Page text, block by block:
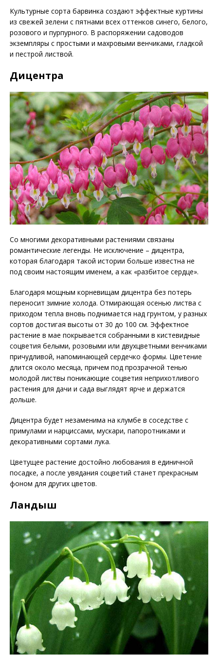
Культурные сорта барвинка создают эффектные куртины
из свежей зелени с пятнами всех оттенков синего, белого,
розового и пурпурного. В распоряжении садоводов
экземпляры с простыми и махровыми венчиками, гладкой
и пестрой листвой.
Дицентра
Со многими декоративными растениями связаны
романтические легенды. Не исключение – дицентра,
которая благодаря такой истории больше известна не
под своим настоящим именем, а как «разбитое сердце».
Благодаря мощным корневищам дицентра без потерь
переносит зимние холода. Отмирающая осенью листва с
приходом тепла вновь поднимается над грунтом, у разных
сортов достигая высоты от 30 до 100 см. Эффектное
растение в мае покрывается собранными в кистевидные
соцветия белыми, розовыми или двухцветными венчиками
причудливой, напоминающей сердечко формы. Цветение
длится около месяца, причем под прозрачной тенью
молодой листвы поникающие соцветия неприхотливого
растения для дачи и сада выглядят ярче и держатся
дольше.
Дицентра будет незаменима на клумбе в соседстве с
примулами и нарциссами, мускари, папоротниками и
декоративными сортами лука.
Цветущее растение достойно любования в единичной
посадке, а после увядания соцветий станет прекрасным
фоном для других цветов.
Ландыш